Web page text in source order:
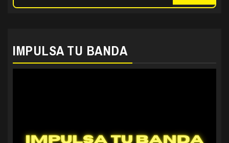
IMPULSA TU BANDA